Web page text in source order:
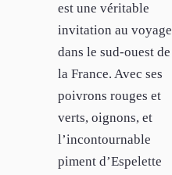
est une véritable
invitation au voyage
dans le sud-ouest de
la France. Avec ses
poivrons rouges et
verts, oignons, et
l’incontournable
piment d’Espelette